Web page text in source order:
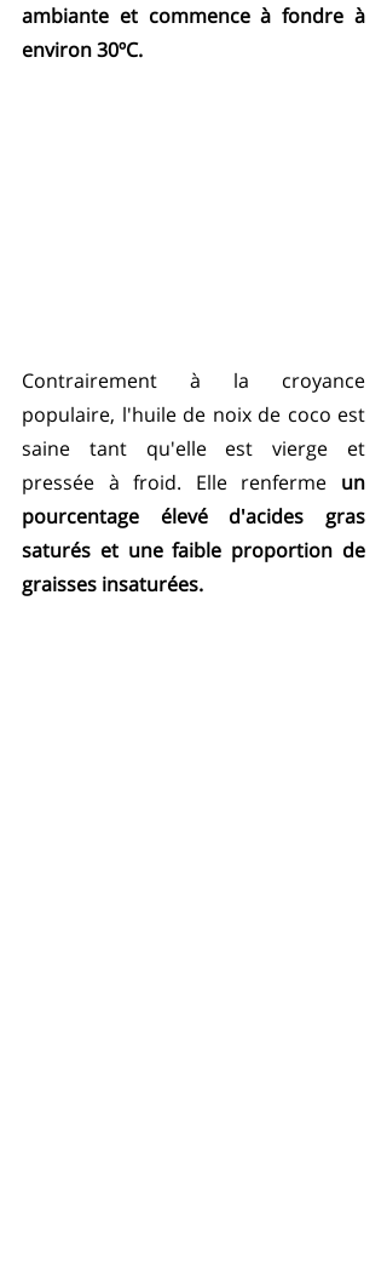
ambiante et commence à fondre à
environ 30ºC.
Contrairement à la croyance
populaire, l'huile de noix de coco est
saine tant qu'elle est vierge et
pressée à froid. Elle renferme un
pourcentage élevé d'acides gras
saturés et une faible proportion de
graisses insaturées.